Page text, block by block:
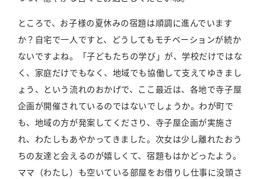
ところで、お子様の夏休みの宿題は順調に進んでいます
か？自宅で一人ですと、どうしてもモチベーションが続か
ないですよね。「子どもたちの学び」が、学校だけではな
く、家庭だけでもなく、地域でも協働して支えてゆきまし
ょう、という流れのおかげで、ここ最近は、各地で寺子屋
企画が開催されているのではないでしょうか。わが町で
も、地域の方が発案してくださり、寺子屋企画が実施さ
れ、わたしもあやかってきました。次女は少し離れたおう
ちの友達と会えるのが嬉しくて、宿題もはかどったよう。
ママ（わたし）も空いている部屋をお借りし仕事に没頭さ